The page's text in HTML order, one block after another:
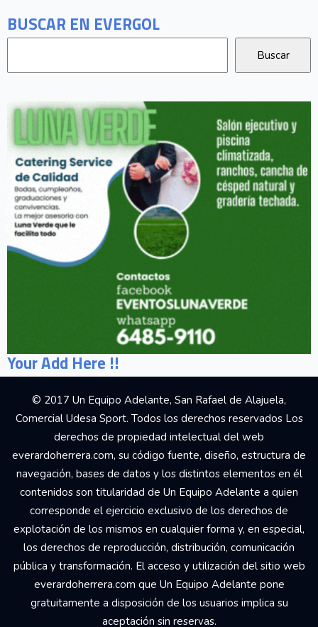
BUSCAR EN EVERGOL
Your Add Here !!
© 2017 Un Equipo Adelante, San Rafael de Alajuela,
Comercial Udesa Sport. Todos los derechos reservados Los
derechos de propiedad intelectual del web
everardoherrera.com, su código fuente, diseño, estructura de
navegación, bases de datos y los distintos elementos en él
contenidos son titularidad de Un Equipo Adelante a quien
corresponde el ejercicio exclusivo de los derechos de
explotación de los mismos en cualquier forma y, en especial,
los derechos de reproducción, distribución, comunicación
pública y transformación. El acceso y utilización del sitio web
everardoherrera.com que Un Equipo Adelante pone
gratuitamente a disposición de los usuarios implica su
aceptación sin reservas.